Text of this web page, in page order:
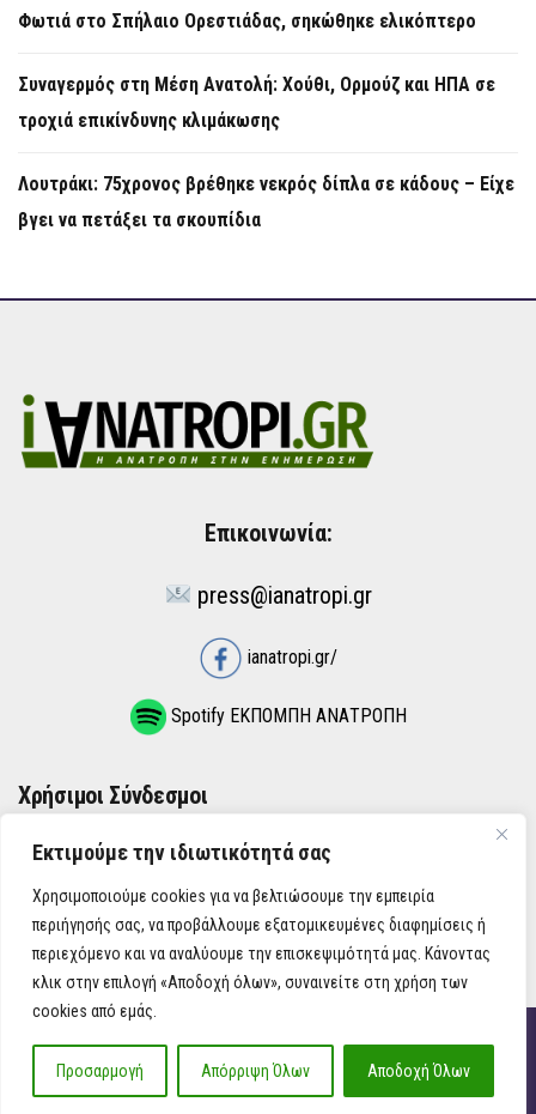
Εκτιμούμε την ιδιωτικότητά σας
Χρησιμοποιούμε cookies για να βελτιώσουμε την εμπειρία
περιήγησής σας, να προβάλλουμε εξατομικευμένες διαφημίσεις ή
περιεχόμενο και να αναλύουμε την επισκεψιμότητά μας. Κάνοντας
κλικ στην επιλογή «Αποδοχή όλων», συναινείτε στη χρήση των
cookies από εμάς.
Προσαρμογή Απόρριψη Όλων Αποδοχή Όλων
Φωτιά στο Σπήλαιο Ορεστιάδας, σηκώθηκε ελικόπτερο
Συναγερμός στη Μέση Ανατολή: Χούθι, Ορμούζ και ΗΠΑ σε
τροχιά επικίνδυνης κλιμάκωσης
Λουτράκι: 75χρονος βρέθηκε νεκρός δίπλα σε κάδους – Είχε
βγει να πετάξει τα σκουπίδια
Επικοινωνία:
press@ianatropi.gr
ianatropi.gr/
Spotify ΕΚΠΟΜΠΗ ΑΝΑΤΡΟΠΗ
Χρήσιμοι Σύνδεσμοι
ΌΡΟΙ ΧΡΉΣΗΣ
ΠΟΛΙΤΙΚΉ ΑΠΟΡΡΉΤΟΥ
iAnatropi ©
Η Ανατροπή στην Ενημέρωση, την Πολιτική, την Καθημερινότητα